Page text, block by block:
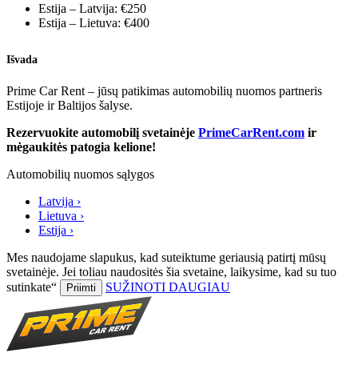
Estija – Latvija: €250
Estija – Lietuva: €400
Išvada
Prime Car Rent – jūsų patikimas automobilių nuomos partneris
Estijoje ir Baltijos šalyse.
Rezervuokite automobilį svetainėje PrimeCarRent.com ir
mėgaukitės patogia kelione!
Automobilių nuomos sąlygos
Latvija ›
Lietuva ›
Estija ›
Mes naudojame slapukus, kad suteiktume geriausią patirtį mūsų
svetainėje. Jei toliau naudositės šia svetaine, laikysime, kad su tuo
sutinkate“
Priimti SUŽINOTI DAUGIAU